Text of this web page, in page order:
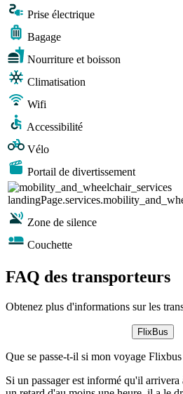
Prise électrique
Bagage
Nourriture et boisson
Climatisation
Wifi
Accessibilité
Vélo
Portail de divertissement
Zone de silence
Couchette
FAQ des transporteurs
Obtenez plus d'informations sur les
FlixBus
Que se passe-t-il si mon voyage Flixbus
Si un passager est informé qu'il